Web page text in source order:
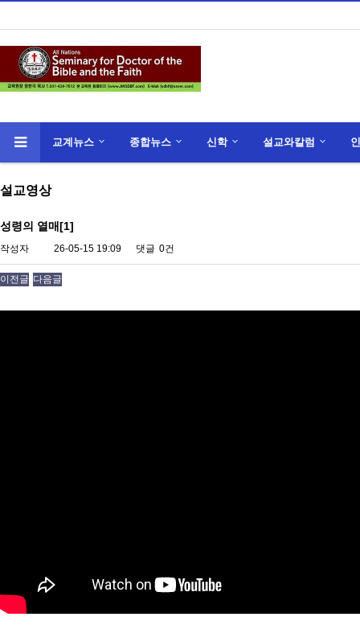
교계뉴스 종합뉴스 신학 설교와칼럼
설교영상
성령의 열매[1]
작성자 26-05-15 19:09 댓글 0건
이전글 다음글